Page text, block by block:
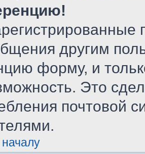
другим
форму, и
Это
почтовой